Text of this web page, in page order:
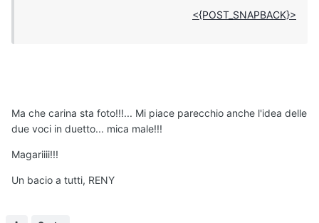
<{POST_SNAPBACK}>
Ma che carina sta foto!!!... Mi piace parecchio anche l'idea delle
due voci in duetto... mica male!!!
Magariiii!!!
Un bacio a tutti, RENY